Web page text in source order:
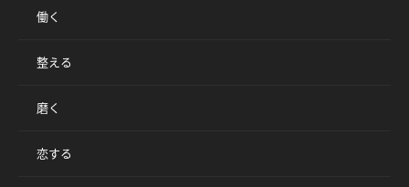
働く
整える
磨く
恋する